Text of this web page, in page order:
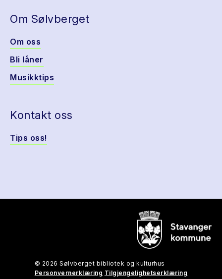
Om Sølvberget
Om oss
Bli låner
Musikktips
Kontakt oss
Tips oss!
© 2026 Sølvberget bibliotek og kulturhus
Personvernerklæring Tilgjengelighetserklæring